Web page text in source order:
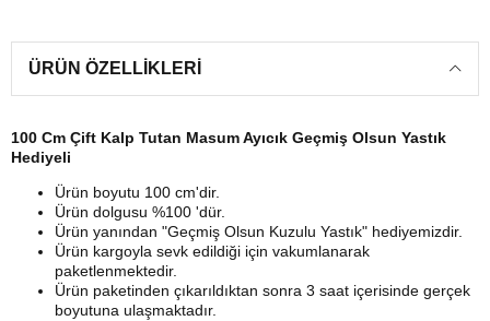
ÜRÜN ÖZELLIKLERI
100 Cm Çift Kalp Tutan Masum Ayıcık Geçmiş Olsun Yastık
Hediyeli
Ürün boyutu 100 cm'dir.
Ürün dolgusu %100 'dür.
Ürün yanından "Geçmiş Olsun Kuzulu Yastık" hediyemizdir.
Ürün kargoyla sevk edildiği için vakumlanarak
paketlenmektedir.
Ürün paketinden çıkarıldıktan sonra 3 saat içerisinde gerçek
boyutuna ulaşmaktadır.